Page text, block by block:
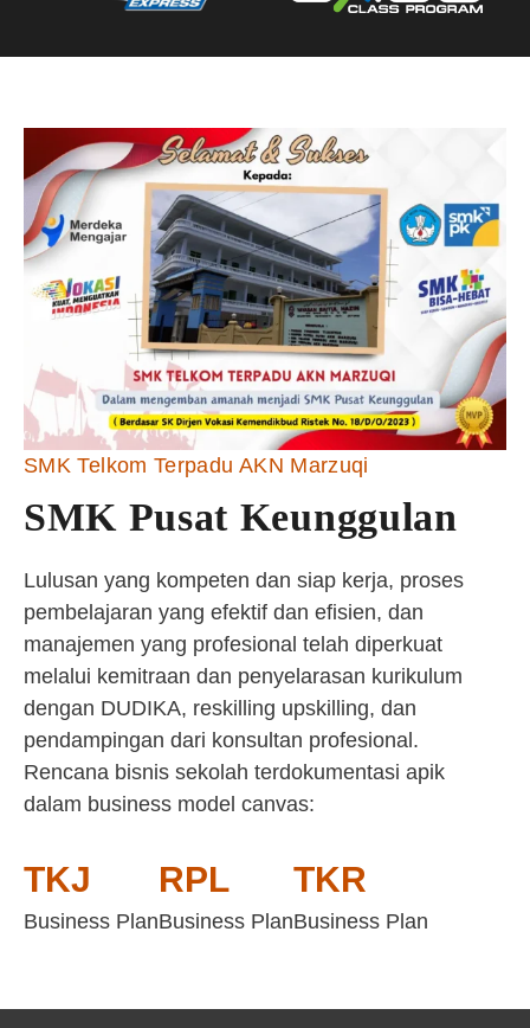
SMK Telkom Terpadu AKN Marzuqi
SMK Pusat Keunggulan
Lulusan yang kompeten dan siap kerja, proses
pembelajaran yang efektif dan efisien, dan
manajemen yang profesional telah diperkuat
melalui kemitraan dan penyelarasan kurikulum
dengan DUDIKA, reskilling upskilling, dan
pendampingan dari konsultan profesional.
Rencana bisnis sekolah terdokumentasi apik
dalam business model canvas:
TKJ
Business Plan
RPL
Business Plan
TKR
Business Plan